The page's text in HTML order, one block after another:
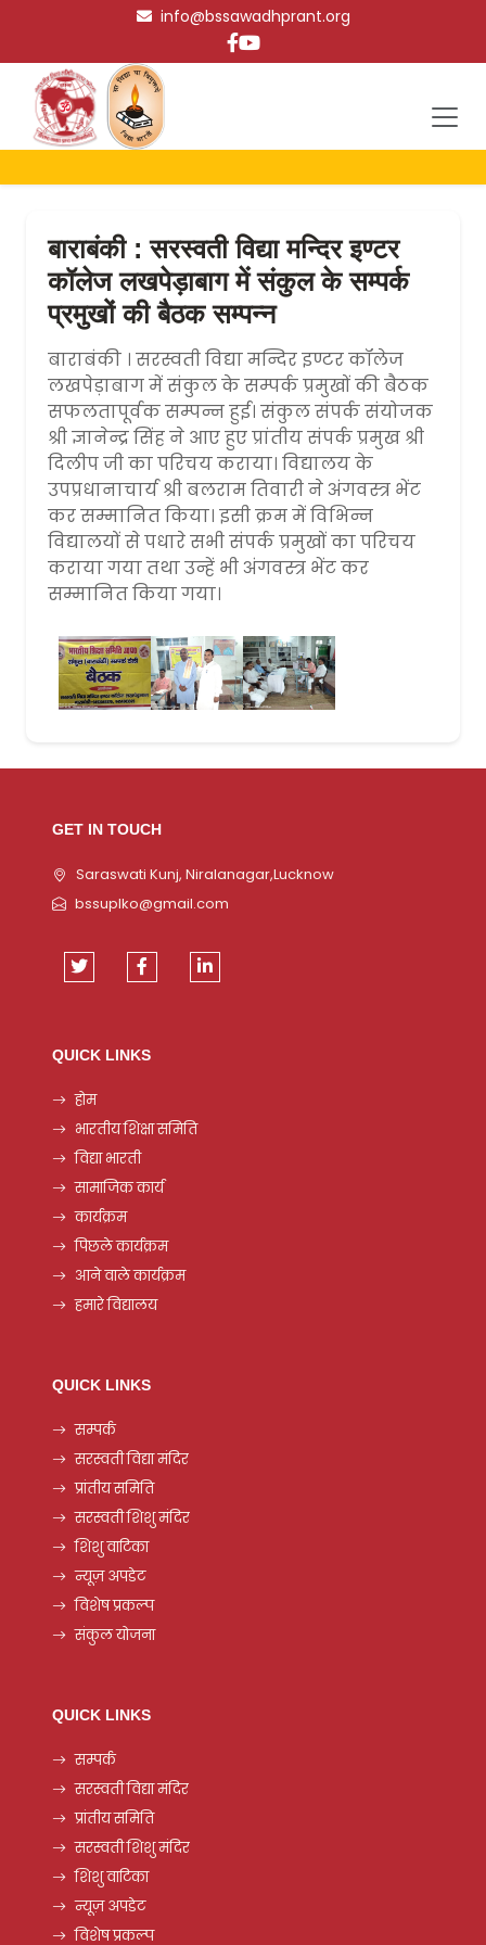
info@bssawadhprant.org
बाराबंकी : सरस्वती विद्या मन्दिर इण्टर
कॉलेज लखपेड़ाबाग में संकुल के सम्पर्क
प्रमुखों की बैठक सम्पन्न
बाराबंकी । सरस्वती विद्या मन्दिर इण्टर कॉलेज
लखपेड़ाबाग में संकुल के सम्पर्क प्रमुखों की बैठक
सफलतापूर्वक सम्पन्न हुई। संकुल संपर्क संयोजक
श्री ज्ञानेन्द्र सिंह ने आए हुए प्रांतीय संपर्क प्रमुख श्री
दिलीप जी का परिचय कराया। विद्यालय के
उपप्रधानाचार्य श्री बलराम तिवारी ने अंगवस्त्र भेंट
कर सम्मानित किया। इसी क्रम में विभिन्न
विद्यालयों से पधारे सभी संपर्क प्रमुखों का परिचय
कराया गया तथा उन्हें भी अंगवस्त्र भेंट कर
सम्मानित किया गया।
GET IN TOUCH
Saraswati Kunj, Niralanagar,Lucknow
bssuplko@gmail.com
QUICK LINKS
होम
भारतीय शिक्षा समिति
विद्या भारती
सामाजिक कार्य
कार्यक्रम
पिछले कार्यक्रम
आने वाले कार्यक्रम
हमारे विद्यालय
QUICK LINKS
सम्पर्क
सरस्वती विद्या मंदिर
प्रांतीय समिति
सरस्वती शिशु मंदिर
शिशु वाटिका
न्यूज़ अपडेट
विशेष प्रकल्प
संकुल योजना
QUICK LINKS
सम्पर्क
सरस्वती विद्या मंदिर
प्रांतीय समिति
सरस्वती शिशु मंदिर
शिशु वाटिका
न्यूज़ अपडेट
विशेष प्रकल्प